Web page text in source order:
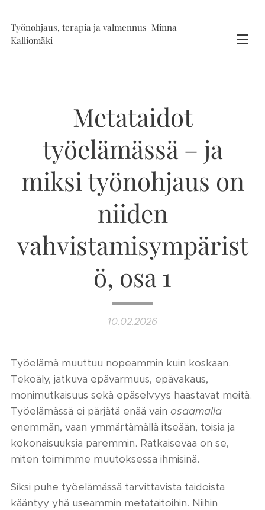
Työnohjaus, terapia ja valmennus Minna
Kalliomäki
Metataidot
työelämässä – ja
miksi työnohjaus on
niiden
vahvistamisympärist
ö, osa 1
10.02.2026
Työelämä muuttuu nopeammin kuin koskaan.
Tekoäly, jatkuva epävarmuus, epävakaus,
monimutkaisuus sekä epäselvyys haastavat meitä.
Työelämässä ei pärjätä enää vain osaamalla
enemmän, vaan ymmärtämällä itseään, toisia ja
kokonaisuuksia paremmin. Ratkaisevaa on se,
miten toimimme muutoksessa ihmisinä.
Siksi puhe työelämässä tarvittavista taidoista
kääntyy yhä useammin metataitoihin. Niihin